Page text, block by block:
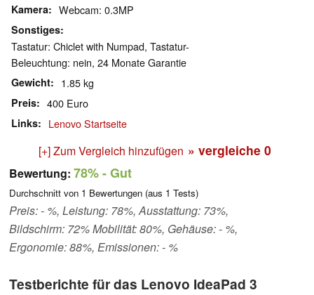
Kamera Webcam: 0.3MP
Sonstiges
Tastatur: Chiclet with Numpad, Tastatur-
Beleuchtung: nein, 24 Monate Garantie
Gewicht 1.85 kg
Preis 400 Euro
Links Lenovo Startseite
[+] Zum Vergleich hinzufügen » vergleiche 0
Bewertung: 78%- Gut
Durchschnitt von 1 Bewertungen (aus 1 Tests)
Preis: - %, Leistung: 78%, Ausstattung: 73%,
Bildschirm: 72% Mobilität: 80%, Gehäuse: - %,
Ergonomie: 88%, Emissionen: - %
Testberichte für das Lenovo IdeaPad 3